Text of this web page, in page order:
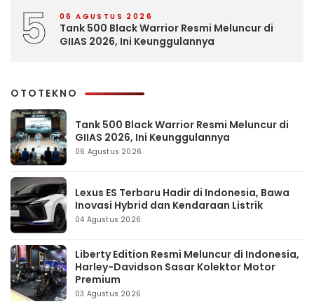
5 06 AGUSTUS 2026
Tank 500 Black Warrior Resmi Meluncur di
GIIAS 2026, Ini Keunggulannya
OTOTEKNO
Tank 500 Black Warrior Resmi Meluncur di
GIIAS 2026, Ini Keunggulannya
06 Agustus 2026
Lexus ES Terbaru Hadir di Indonesia, Bawa
Inovasi Hybrid dan Kendaraan Listrik
04 Agustus 2026
Liberty Edition Resmi Meluncur di Indonesia,
Harley-Davidson Sasar Kolektor Motor
Premium
03 Agustus 2026